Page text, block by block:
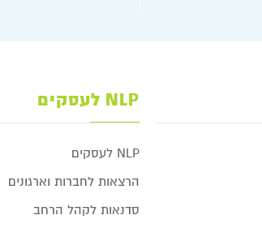
NLP לעסקים
NLP לעסקים
הרצאות לחברות וארגונים
סדנאות לקהל הרחב